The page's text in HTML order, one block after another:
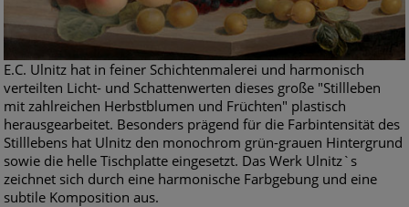
E.C. Ulnitz hat in feiner Schichtenmalerei und harmonisch
verteilten Licht- und Schattenwerten dieses große "Stillleben
mit zahlreichen Herbstblumen und Früchten" plastisch
herausgearbeitet. Besonders prägend für die Farbintensität des
Stilllebens hat Ulnitz den monochrom grün-grauen Hintergrund
sowie die helle Tischplatte eingesetzt. Das Werk Ulnitz`s
zeichnet sich durch eine harmonische Farbgebung und eine
subtile Komposition aus.